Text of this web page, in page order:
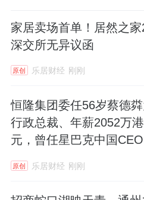
家居卖场首单！居然之
深交所无异议函
原创 乐居财经 刚刚
恒隆集团委任56岁蔡德
行政总裁、年薪2052万港
元，曾任星巴克中国CEO
原创 乐居财经 刚刚